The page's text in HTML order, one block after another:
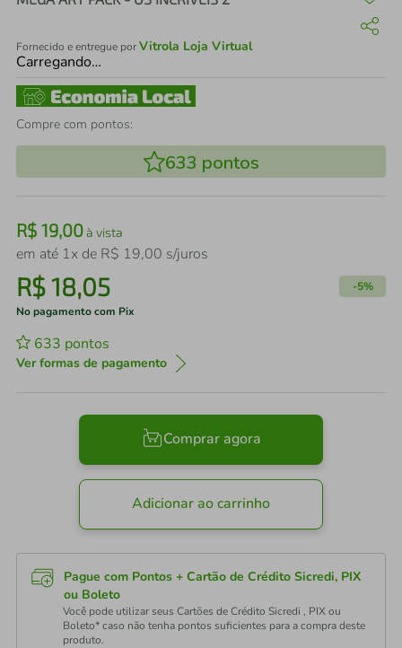
Fornecido e entregue porVitrola Loja Virtual
Carregando…
Compre com pontos:
633 pontos
R$ 19,00à vista
em até 1x de R$ 19,00 s/juros
R$18,05 -5%
No pagamento com Pix
633 pontos
Ver formas de pagamento
Comprar agora
Adicionar ao carrinho
Pague com Pontos + Cartão de Crédito Sicredi, PIX
ou Boleto
Você pode utilizar seus Cartões de Crédito Sicredi , PIX ou
Boleto* caso não tenha pontos suficientes para a compra deste
produto.